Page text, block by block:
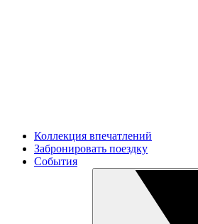
Коллекция впечатлений
Забронировать поездку
События